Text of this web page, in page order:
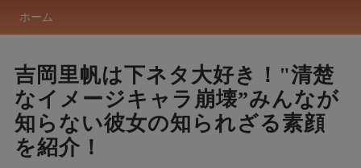
ホーム
吉岡里帆は下ネタ大好き！"清楚
なイメージキャラ崩壊”みんなが
知らない彼女の知られざる素顔
を紹介！